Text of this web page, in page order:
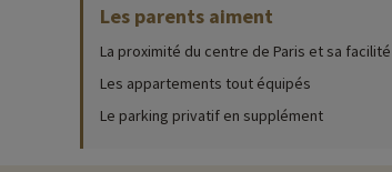
• Parc zoologique de Paris :
› Zoo de 14 hectares, 2000 animaux à découvrir
› Tarifs : Adulte : à partir de 23€, tarif réduit : à
Les parents aiment
La proximité du centre de Paris et sa
Les appartements tout équipés
Le parking privatif en supplément